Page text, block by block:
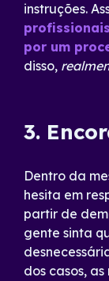
instruções.
por um
disso,
3.
Dentro da
hesita em
partir de
gente sinta
dos casos,